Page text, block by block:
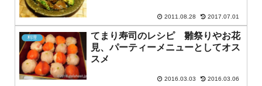
2011.08.28 2017.07.01
料理
てまり寿司のレシピ 雛祭りやお花
見、パーティーメニューとしてオス
スメ
2016.03.03 2016.03.06